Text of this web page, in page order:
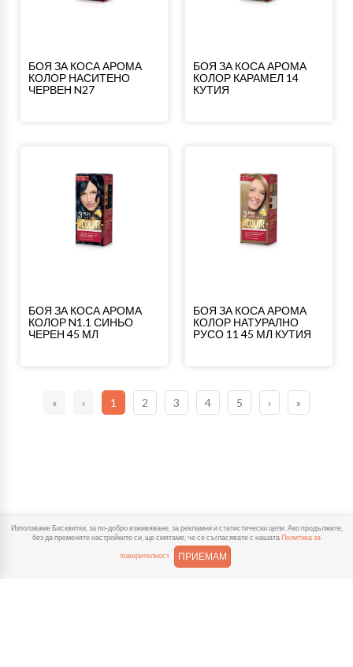
БОЯ ЗА КОСА АРОМА
КОЛОР НАСИТЕНО
ЧЕРВЕН N27
БОЯ ЗА КОСА АРОМА
КОЛОР КАРАМЕЛ 14
КУТИЯ
БОЯ ЗА КОСА АРОМА
КОЛОР N1.1 СИНЬО
ЧЕРЕН 45 МЛ
БОЯ ЗА КОСА АРОМА
КОЛОР НАТУРАЛНО
РУСО 11 45 МЛ КУТИЯ
« ‹ 1 2 3 4 5 › »
Използваме Бисквитки, за по-добро изживяване, за рекламни и статистически цели. Ако продължите,
без да променяте настройките си, ще смятаме, че се съгласявате с нашатаПолитика за
поверителност ПРИЕМАМ